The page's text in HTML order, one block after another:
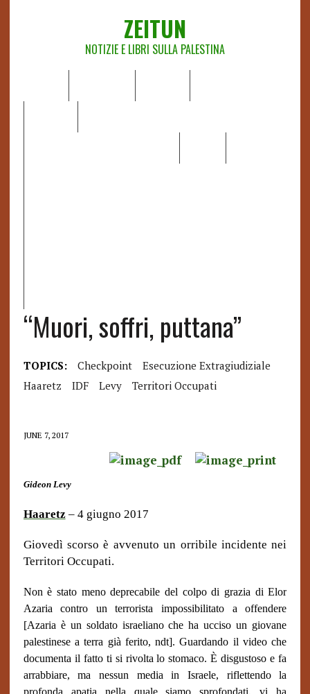
ZEITUN
NOTIZIE E LIBRI SULLA PALESTINA
“Muori, soffri, puttana”
TOPICS: Checkpoint
Esecuzione Extragiudiziale
Haaretz
IDF Levy Territori Occupati
JUNE 7, 2017
Gideon Levy
Haaretz– 4 giugno 2017
Giovedì scorso è avvenuto un orribile incidente nei
Territori Occupati.
Non è stato meno deprecabile del colpo di grazia di Elor
Azaria contro un terrorista impossibilitato a offendere
[Azaria è un soldato israeliano che ha ucciso un giovane
palestinese a terra già ferito, ndt]. Guardando il video che
documenta il fatto ti si rivolta lo stomaco.È disgustoso e fa
arrabbiare, ma nessun media in Israele, riflettendo la
profonda apatia nella quale siamo sprofondati, vi ha